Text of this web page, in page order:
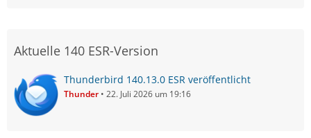
Aktuelle 140 ESR-Version
Thunderbird 140.13.0 ESR veröffentlicht
Thunder 22. Juli 2026 um 19:16